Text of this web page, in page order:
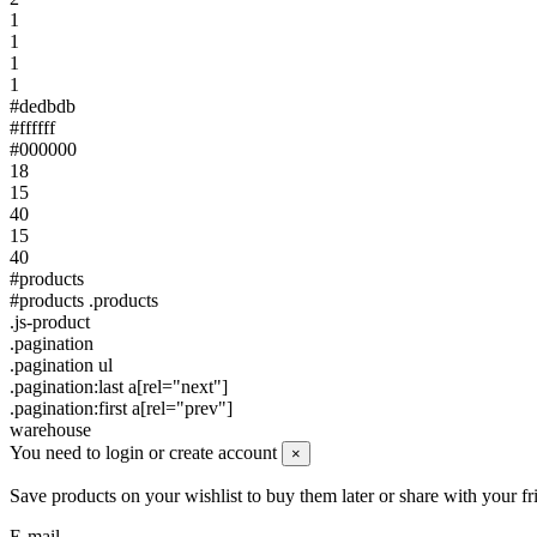
1
1
1
1
#dedbdb
#ffffff
#000000
18
15
40
15
40
#products
#products .products
.js-product
.pagination
.pagination ul
.pagination:last a[rel="next"]
.pagination:first a[rel="prev"]
warehouse
You need to login or create account
×
Save products on your wishlist to buy them later or share with your